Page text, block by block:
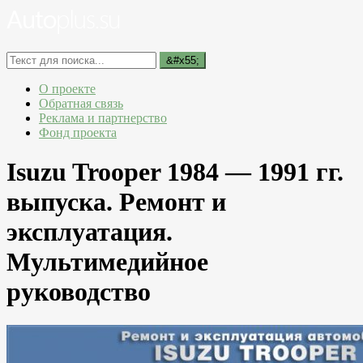
О проекте
Обратная связь
Реклама и партнерство
Фонд проекта
Isuzu Trooper 1984 — 1991 гг.
выпуска. Ремонт и
эксплуатация.
Мультимедийное
руководство